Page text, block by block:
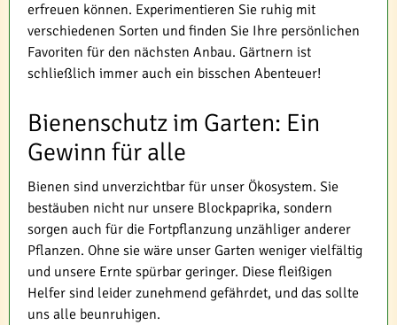
erfreuen können. Experimentieren Sie ruhig mit
verschiedenen Sorten und finden Sie Ihre persönlichen
Favoriten für den nächsten Anbau. Gärtnern ist
schließlich immer auch ein bisschen Abenteuer!
Bienenschutz im Garten: Ein
Gewinn für alle
Bienen sind unverzichtbar für unser Ökosystem. Sie
bestäuben nicht nur unsere Blockpaprika, sondern
sorgen auch für die Fortpflanzung unzähliger anderer
Pflanzen. Ohne sie wäre unser Garten weniger vielfältig
und unsere Ernte spürbar geringer. Diese fleißigen
Helfer sind leider zunehmend gefährdet, und das sollte
uns alle beunruhigen.